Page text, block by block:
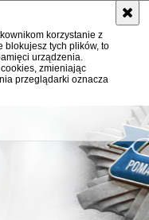
korzystanie z
blokujesz tych plików, to
urządzenia.
zmieniając
przeglądarki oznacza